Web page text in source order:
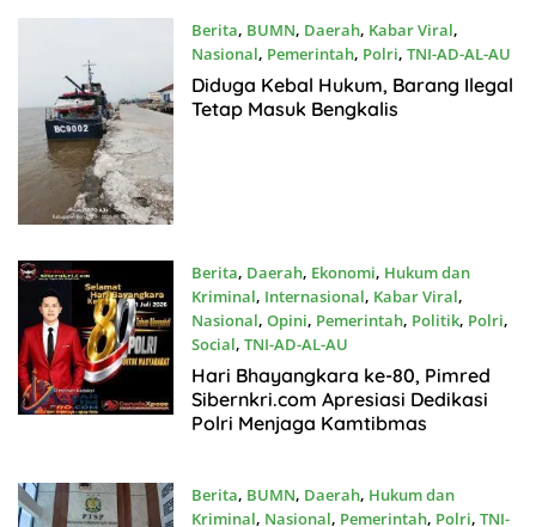
Berita, BUMN, Daerah, Kabar Viral,
Nasional, Pemerintah, Polri, TNI-AD-AL-AU
Juli8, 2026
Diduga Kebal Hukum, Barang Ilegal
Tetap Masuk Bengkalis
Berita, Daerah, Ekonomi, Hukum dan
Kriminal, Internasional, Kabar Viral,
Nasional, Opini, Pemerintah, Politik, Polri,
Social, TNI-AD-AL-AU
Juli2, 2026
Hari Bhayangkara ke-80, Pimred
Sibernkri.com Apresiasi Dedikasi
Polri Menjaga Kamtibmas
Berita, BUMN, Daerah, Hukum dan
Kriminal, Nasional, Pemerintah, Polri, TNI-